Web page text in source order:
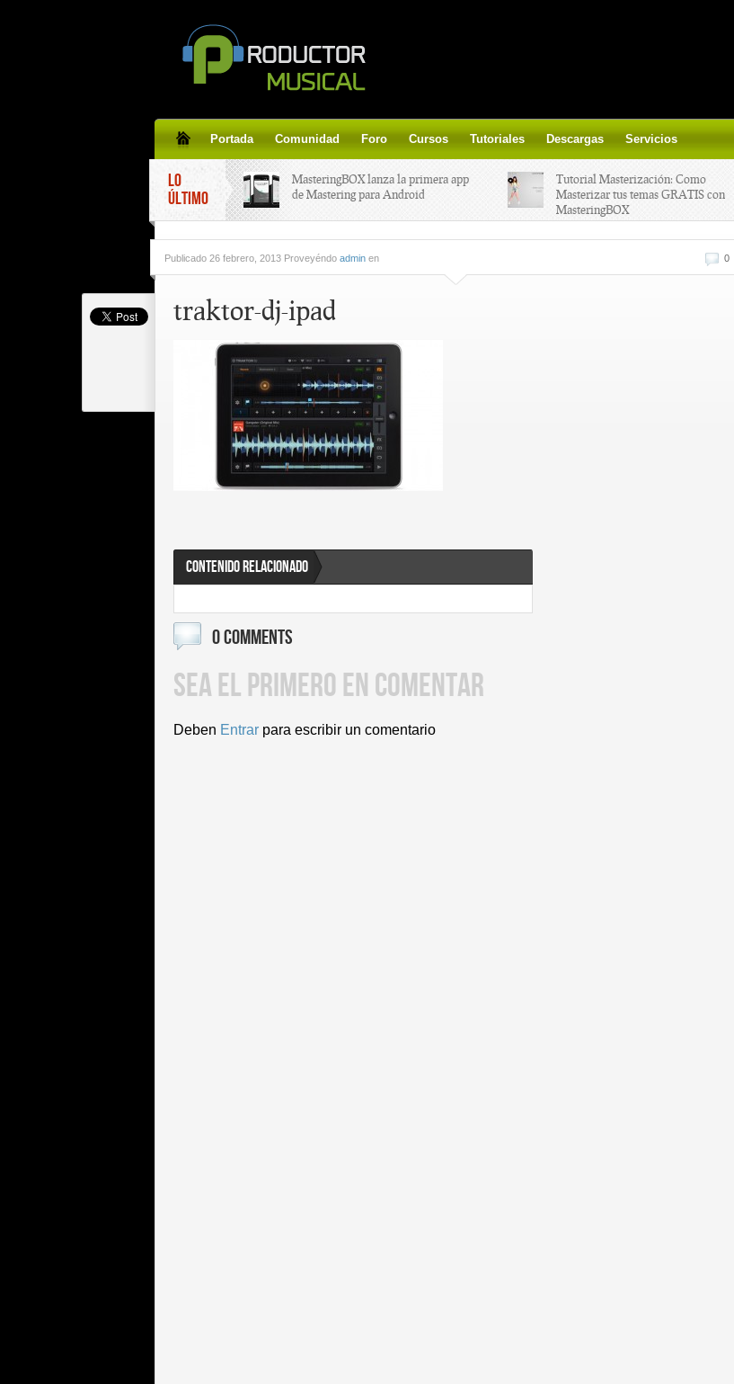
Portada Comunidad Foro Cursos Tutoriales Descargas Servicios
LO
ÚLTIMO
MasteringBOX lanza la primera app
de Mastering para Android
Tutorial Masterización: Como
Masterizar tus temas GRATIS con
MasteringBOX
line gratis!
Yalp crea Fono, Lleva la escena DJ a
Korg lanza SDD-3000, el nuevo
pedal de delay.
Tutorial de CLA Effects, aprende a
aplicar efectos a tus voces.
0
Publicado 26 febrero, 2013 Proveyéndo admin en
traktor-dj-ipad
CONTENIDO RELACIONADO
0 COMMENTS
SEA EL PRIMERO EN COMENTAR
Deben Entrar para escribir un comentario